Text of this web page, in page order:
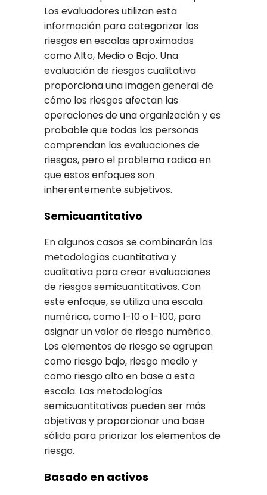
Los evaluadores utilizan esta
información para categorizar los
riesgos en escalas aproximadas
como Alto, Medio o Bajo. Una
evaluación de riesgos cualitativa
proporciona una imagen general de
cómo los riesgos afectan las
operaciones de una organización y es
probable que todas las personas
comprendan las evaluaciones de
riesgos, pero el problema radica en
que estos enfoques son
inherentemente subjetivos.
Semicuantitativo
En algunos casos se combinarán las
metodologías cuantitativa y
cualitativa para crear evaluaciones
de riesgos semicuantitativas. Con
este enfoque, se utiliza una escala
numérica, como 1-10 o 1-100, para
asignar un valor de riesgo numérico.
Los elementos de riesgo se agrupan
como riesgo bajo, riesgo medio y
como riesgo alto en base a esta
escala. Las metodologías
semicuantitativas pueden ser más
objetivas y proporcionar una base
sólida para priorizar los elementos de
riesgo.
Basado en activos